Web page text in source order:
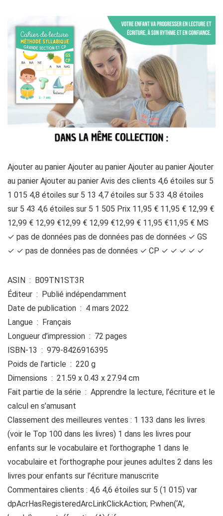
Ajouter au panier Ajouter au panier Ajouter au panier Ajouter
au panier Ajouter au panier Avis des clients 4,6 étoiles sur 5
1 015 4,8 étoiles sur 5 13 4,7 étoiles sur 5 33 4,8 étoiles
sur 5 43 4,6 étoiles sur 5 1 505 Prix 11,95 € 11,95 € 12,99 €
12,99 € 12,99 €12,99 € 12,99 €12,99 € 11,95 €11,95 € MS
✓ pas de données pas de données pas de données ✓ GS
✓ ✓ pas de données pas de données ✓ CP ✓ ✓ ✓ ✓ ✓
ASIN ‏ : ‎ B09TN1ST3R
Éditeur ‏ : ‎ Publié indépendamment
Date de publication ‏ : ‎ 4 mars 2022
Langue ‏ : ‎ Français
Longueur d’impression ‏ : ‎ 72 pages
ISBN-13 ‏ : ‎ 979-8426916395
Poids de l’article ‏ : ‎ 220 g
Dimensions ‏ : ‎ 21.59 x 0.43 x 27.94 cm
Fait partie de la série ‏ : ‎ Apprendre la lecture, l’écriture et le
calcul en s’amusant
Classement des meilleures ventes : 1 133 dans les livres
(voir le Top 100 dans les livres) 1 dans les livres pour
enfants sur le vocabulaire et l’orthographe 1 dans le
vocabulaire et l’orthographe pour jeunes adultes 2 dans les
livres pour enfants sur l’écriture manuscrite
Commentaires clients : 4,6 4,6 étoiles sur 5 (1 015) var
dpAcrHasRegisteredArcLinkClickAction; P.when(‘A’,